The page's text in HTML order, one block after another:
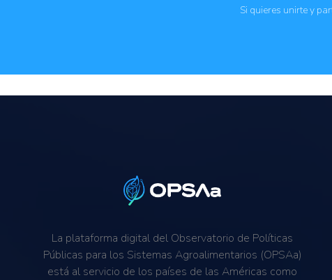
Si quieres unirte y
La plataforma digital del Observatorio de Políticas
Públicas para los Sistemas Agroalimentarios (OPSAa)
está al servicio de los países de las Américas como